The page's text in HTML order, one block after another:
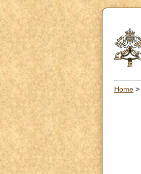
Home >